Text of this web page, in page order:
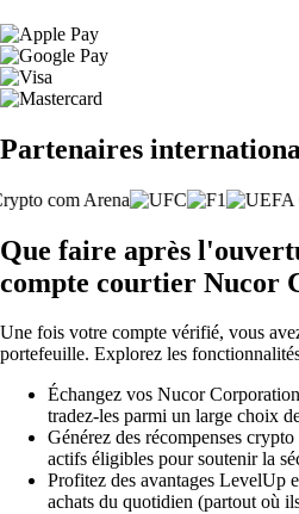
Partenaires
Que faire après
compte courtier Nucor
Une fois votre compte vérifié, vous
portefeuille. Explorez les
Échangez vos Nucor
tradez-les parmi un large choix
Générez des récompenses
actifs éligibles pour soutenir la
Profitez des avantages LevelUp
achats du quotidien (partout où